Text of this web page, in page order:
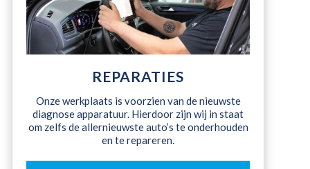
REPARATIES
Onze werkplaats is voorzien van de nieuwste
diagnose apparatuur. Hierdoor zijn wij in staat
om zelfs de allernieuwste auto’s te onderhouden
en te repareren.